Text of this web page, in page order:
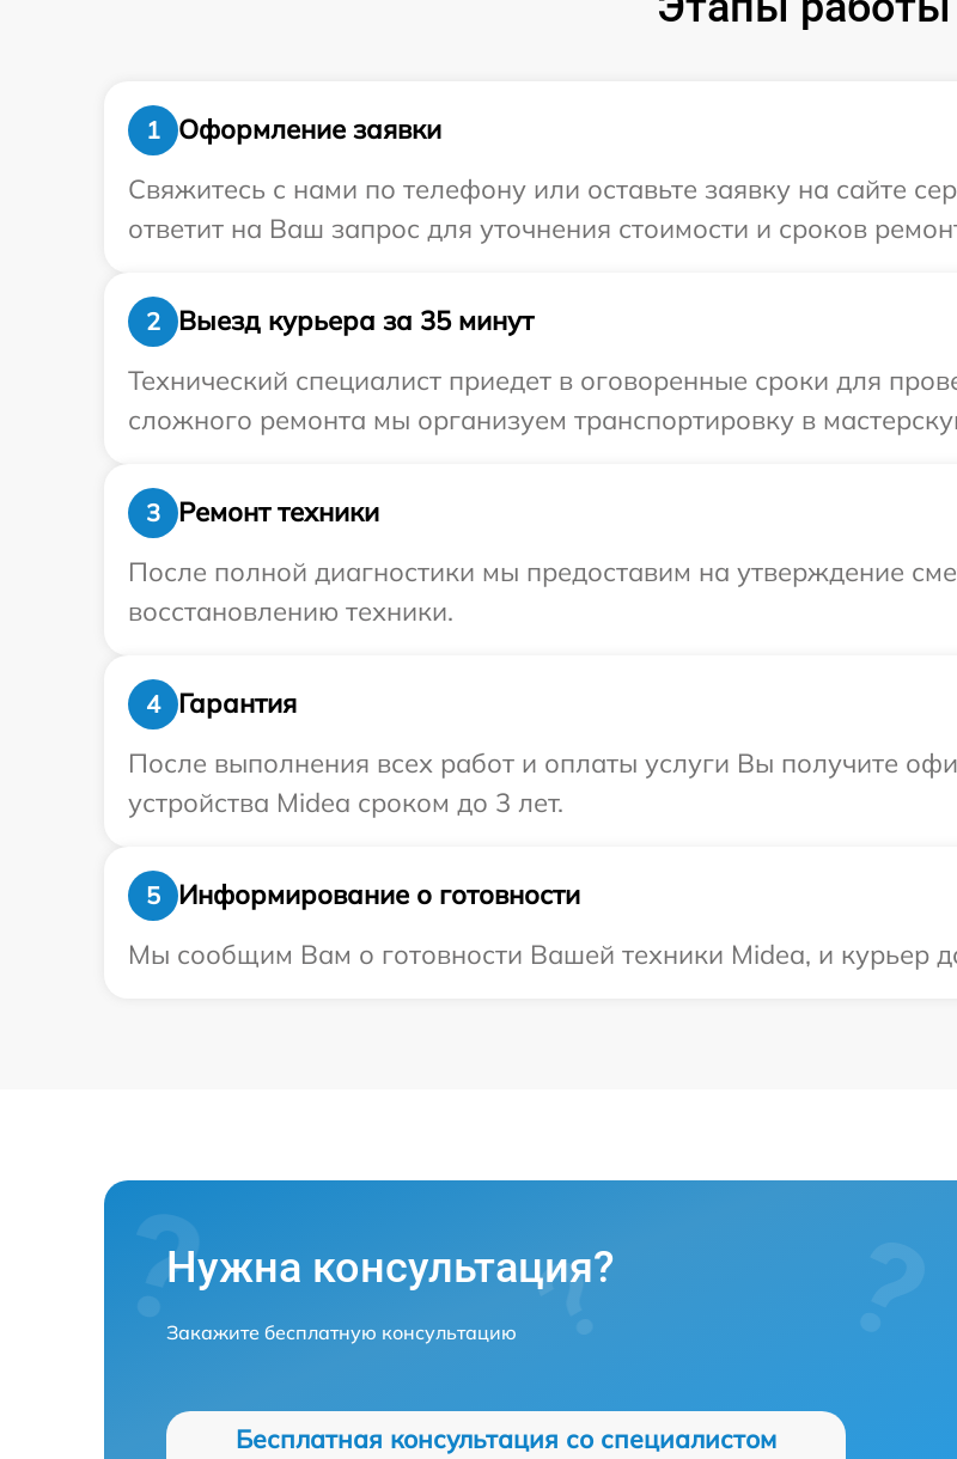
1
Оформление заявки
Свяжитесь с нами по телефону или оставьте заявку на сайте
ответит на Ваш запрос для уточнения стоимости и сроков
2
Выезд курьера за 35 минут
Технический специалист приедет в оговоренные сроки для
сложного ремонта мы организуем транспортировку в
3
Ремонт техники
После полной диагностики мы предоставим на утверждение
восстановлению техники.
4
Гарантия
После выполнения всех работ и оплаты услуги Вы получите
устройства Midea сроком до 3 лет.
5
Информирование о готовности
Мы сообщим Вам о готовности Вашей техники Midea, и курьер
Нужна консультация?
Закажите бесплатную консультацию
Бесплатная консультация со специалистом